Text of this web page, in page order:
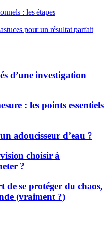
: les étapes
pour un résultat parfait
d’une investigation
: les points essentiels
adoucisseur d’eau ?
choisir à
?
de se protéger du chaos,
(vraiment ?)